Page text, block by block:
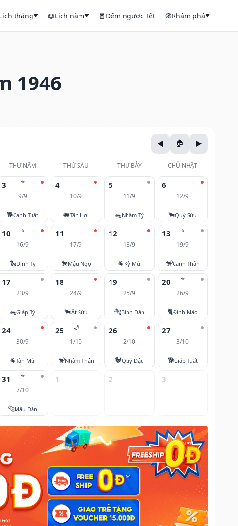
Lịch tháng▼ 📖Lịch năm▼ 🧧Đếm ngược Tết 🧭Khám phá▼
1946
THỨ NĂM THỨ SÁU THỨ BẢY CHỦ NHẬT
⭐
3
9/9
🐕Canh Tuất
4
10/9
🐖Tân Hợi
5
11/9
🐀Nhâm Tý
6
12/9
🐂Quý Sửu
⭐
10
16/9
🐍Đinh Tỵ
11
17/9
🐎Mậu Ngọ
12
18/9
🐐 Kỷ Mùi
⭐
13
19/9
🐒Canh Thân
17
23/9
🐀Giáp Tý
18
24/9
🐂Ất Sửu
19
25/9
🐅Bính Dần
⭐
20
26/9
🐈Đinh Mão
24
30/9
🐐Tân Mùi
🌙
25
1/10
🐒Nhâm Thân
26
2/10
🐓Quý Dậu
27
3/10
🐕Giáp Tuất
⭐
31
7/10
🐅Mậu Dần
1 2 3